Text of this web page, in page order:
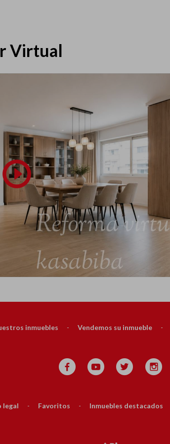
Virtual
inmuebles - Vendemos su inmueble -
legal - Favoritos - Inmuebles destacados